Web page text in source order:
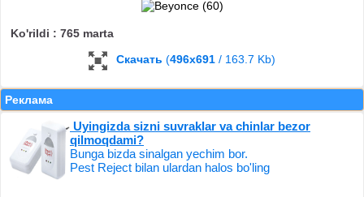
Ko'rildi : 765 marta
Скачать (496x691 / 163.7 Kb)
Реклама
Uyingizda sizni suvraklar va chinlar bezor
qilmoqdami?
Bunga bizda sinalgan yechim bor.
Pest Reject bilan ulardan halos bo'ling